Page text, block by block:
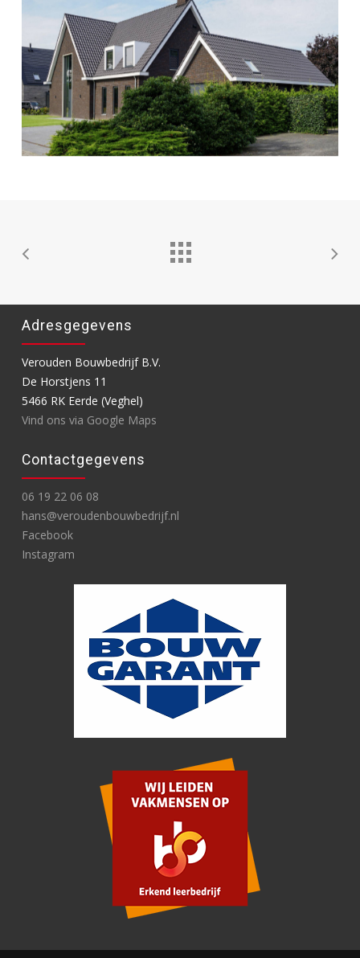
Adresgegevens
Verouden Bouwbedrijf B.V.
De Horstjens 11
5466 RK Eerde (Veghel)
Vind ons via Google Maps
Contactgegevens
06 19 22 06 08
hans@veroudenbouwbedrijf.nl
Facebook
Instagram